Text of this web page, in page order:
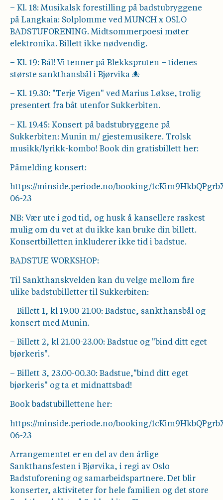
– Kl. 18: Musikalsk forestilling på badstubryggene
på Langkaia: Solplomme ved MUNCH x OSLO
BADSTUFORENING. Midtsommerpoesi møter
elektronika. Billett ikke nødvendig.
– Kl. 19: Bål! Vi tenner på Blekkspruten – tidenes
største sankthansbål i Bjørvika 🐙
– Kl. 19.30: "Terje Vigen" ved Marius Løkse, trolig
presentert fra båt utenfor Sukkerbiten.
– Kl. 19.45: Konsert på badstubryggene på
Sukkerbiten: Munin m/ gjestemusikere. Trolsk
musikk/lyrikk-kombo! Book din gratisbillett her:
Påmelding konsert:
https://minside.periode.no/booking/
06-23
NB: Vær ute i god tid, og husk å kansellere raskest
mulig om du vet at du ikke kan bruke din billett.
Konsertbilletten inkluderer ikke tid i badstue.
BADSTUE WORKSHOP:
Til Sankthanskvelden kan du velge mellom fire
ulike badstubilletter til Sukkerbiten:
– Billett 1, kl 19.00-21.00: Badstue, sankthansbål og
konsert med Munin.
– Billett 2, kl 21.00-23.00: Badstue og "bind ditt eget
bjørkeris".
– Billett 3, 23.00-00.30: Badstue,"bind ditt eget
bjørkeris" og ta et midnattsbad!
Book badstubillettene her:
https://minside.periode.no/booking/
06-23
Arrangementet er en del av den årlige
Sankthansfesten i Bjørvika, i regi av Oslo
Badstuforening og samarbeidspartnere. Det blir
konserter, aktiviteter for hele familien og det store